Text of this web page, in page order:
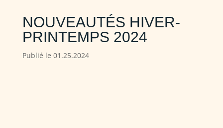
NOUVEAUTÉS HIVER-
PRINTEMPS 2024
Publié le 01.25.2024